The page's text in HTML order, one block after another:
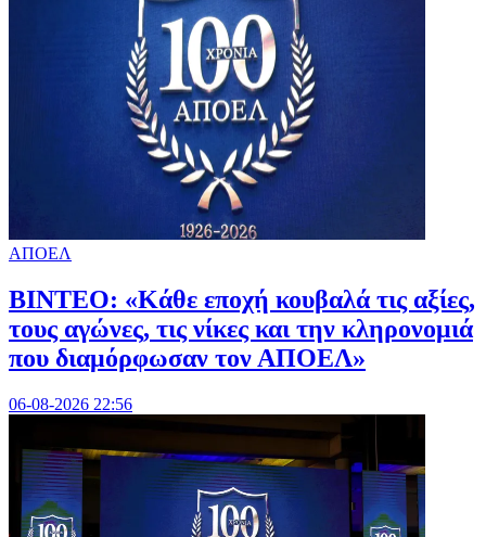
ΑΠΟΕΛ
ΒΙΝΤΕΟ: «Κάθε εποχή κουβαλά τις αξίες,
τους αγώνες, τις νίκες και την κληρονομιά
που διαμόρφωσαν τον ΑΠΟΕΛ»
06-08-2026 22:56